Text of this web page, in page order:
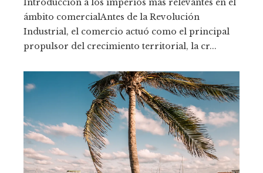
Introducción a los imperios más relevantes en el
ámbito comercialAntes de la Revolución
Industrial, el comercio actuó como el principal
propulsor del crecimiento territorial, la cr...